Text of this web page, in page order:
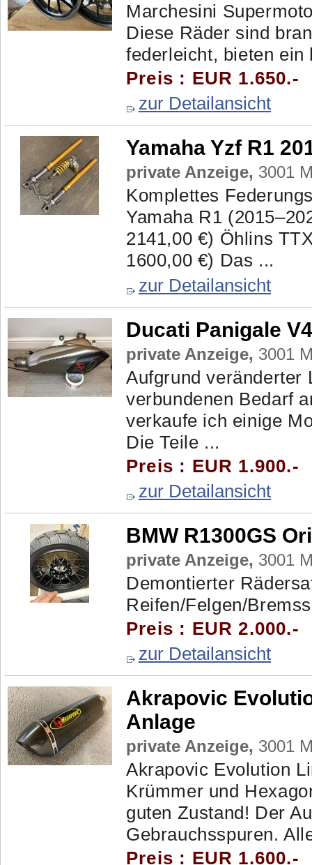
Marchesini
Diese Räder sind
federleicht, bieten ein
Preis : EUR 1.650.-
zur Detailansicht
Yamaha Yzf R1
private Anzeige, 3001
Komplettes
Yamaha R1
2141,00 €) Öhlins
1600,00 €) Das ...
zur Detailansicht
Ducati Panigale
private Anzeige, 3001
Aufgrund veränderter
verbundenen Bedarf
verkaufe ich einige
Die Teile ...
Preis : EUR 1.900.-
zur Detailansicht
BMW R1300GS
private Anzeige, 3001
Demontierter
Reifen/Felgen/
Preis : EUR 2.000.-
zur Detailansicht
Akrapovic
Anlage
private Anzeige, 3001
Akrapovic Evolution
Krümmer und
guten Zustand! Der
Gebrauchsspuren.
Preis : EUR 1.600.-